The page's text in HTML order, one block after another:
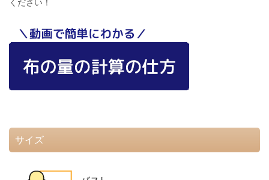
ください！
サイズ